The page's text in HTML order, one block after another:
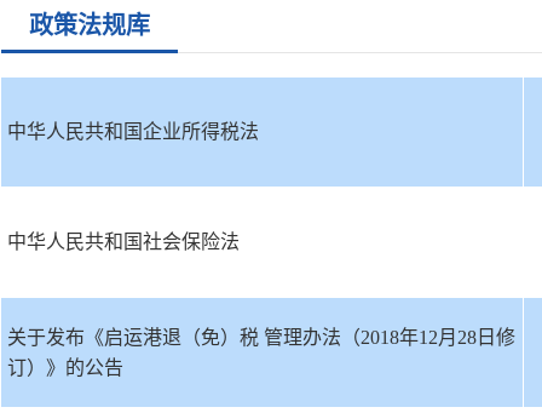
政策法规库
中华人民共和国企业所得税法
中华人民共和国社会保险法
关于发布《启运港退（免）税 管理办法（2018年12月28日修
订）》的公告